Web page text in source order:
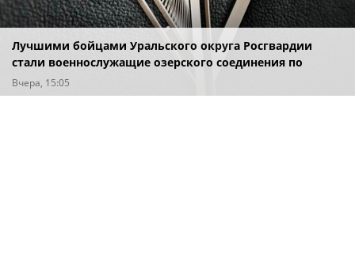
Лучшими бойцами Уральского округа Росгвардии
стали военнослужащие озерского соединения по
охране важных государственных объектов
Вчера, 15:05